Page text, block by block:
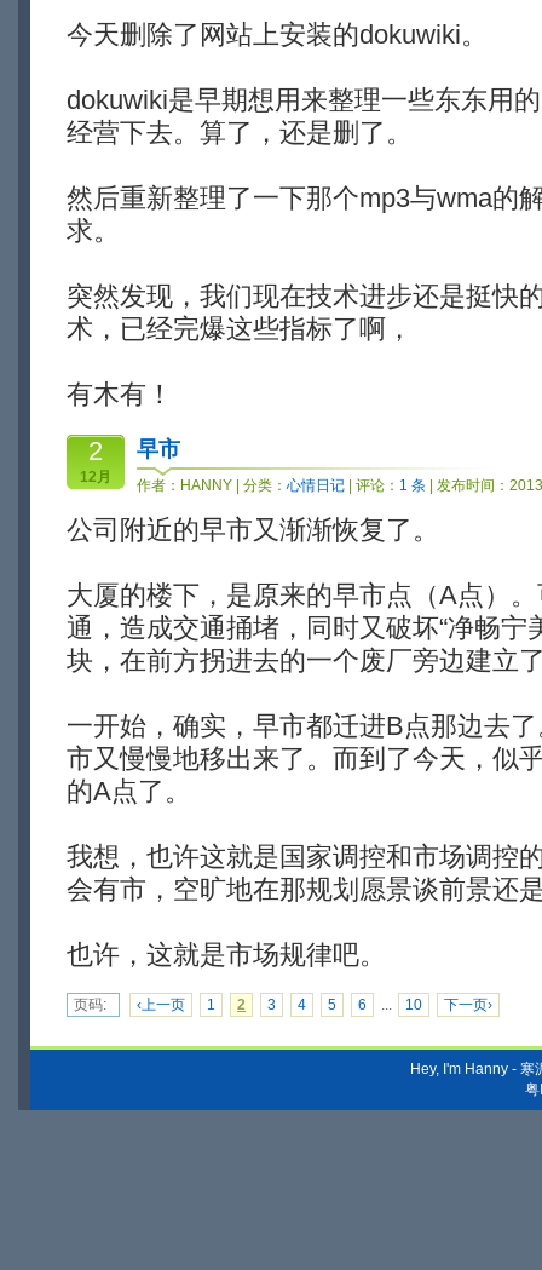
今天删除了网站上安装的dokuwiki。
dokuwiki是早期想用来整理一些东东用
经营下去。算了，还是删了。
然后重新整理了一下那个mp3与wma的
求。
突然发现，我们现在技术进步还是挺快
术，已经完爆这些指标了啊，
有木有！
2
12月
早市
作者： HANNY | 分类： 心情日记 | 评论： 1 条 | 发布时间：
公司附近的早市又渐渐恢复了。
大厦的楼下，是原来的早市点（A点）
通，造成交通捅堵，同时又破坏“净畅宁
块，在前方拐进去的一个废厂旁边建立
一开始，确实，早市都迁进B点那边去
市又慢慢地移出来了。而到了今天，似
的A点了。
我想，也许这就是国家调控和市场调控
会有市，空旷地在那规划愿景谈前景还
也许，这就是市场规律吧。
页码: ‹上一页 1 2 3 4 5 6 ... 10 下一页›
Hey, I'm Hanny - 寒